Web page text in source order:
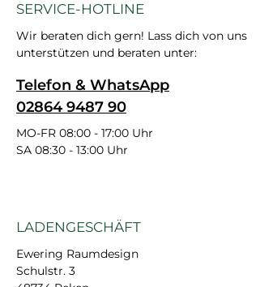
SERVICE-HOTLINE
Wir beraten dich gern! Lass dich von uns
unterstützen und beraten unter:
Telefon & WhatsApp
02864 9487 90
MO-FR 08:00 - 17:00 Uhr
SA 08:30 - 13:00 Uhr
LADENGESCHÄFT
Ewering Raumdesign
Schulstr. 3